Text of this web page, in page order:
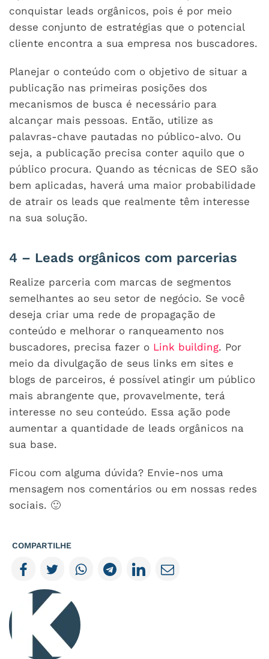
conquistar leads orgânicos, pois é por meio
desse conjunto de estratégias que o potencial
cliente encontra a sua empresa nos buscadores.
Planejar o conteúdo com o objetivo de situar a
publicação nas primeiras posições dos
mecanismos de busca é necessário para
alcançar mais pessoas. Então, utilize as
palavras-chave pautadas no público-alvo. Ou
seja, a publicação precisa conter aquilo que o
público procura. Quando as técnicas de SEO são
bem aplicadas, haverá uma maior probabilidade
de atrair os leads que realmente têm interesse
na sua solução.
4 – Leads orgânicos com parcerias
Realize parceria com marcas de segmentos
semelhantes ao seu setor de negócio. Se você
deseja criar uma rede de propagação de
conteúdo e melhorar o ranqueamento nos
buscadores, precisa fazer o Link building. Por
meio da divulgação de seus links em sites e
blogs de parceiros, é possível atingir um público
mais abrangente que, provavelmente, terá
interesse no seu conteúdo. Essa ação pode
aumentar a quantidade de leads orgânicos na
sua base.
Ficou com alguma dúvida? Envie-nos uma
mensagem nos comentários ou em nossas redes
sociais. 🙂
COMPARTILHE